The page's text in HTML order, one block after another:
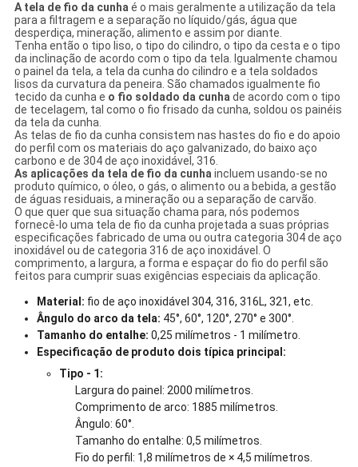
A tela de fio da cunhaé o mais geralmente a utilização da tela
para a filtragem e a separação no líquido/gás, água que
desperdiça, mineração, alimento e assim por diante.
Tenha então o tipo liso, o tipo do cilindro, o tipo da cesta e o tipo
da inclinação de acordo com o tipo da tela. Igualmente chamou
o painel da tela, a tela da cunha do cilindro e a tela soldados
lisos da curvatura da peneira. São chamados igualmente fio
tecido da cunha e o fio soldado da cunhade acordo com o tipo
de tecelagem, tal como o fio frisado da cunha, soldou os painéis
da tela da cunha.
As telas de fio da cunha consistem nas hastes do fio e do apoio
do perfil com os materiais do aço galvanizado, do baixo aço
carbono e de 304 de aço inoxidável, 316.
As aplicações da tela de fio da cunhaincluem usando-se no
produto químico, o óleo, o gás, o alimento ou a bebida, a gestão
de águas residuais, a mineração ou a separação de carvão.
O que quer que sua situação chama para, nós podemos
fornecê-lo uma tela de fio da cunha projetada a suas próprias
especificações fabricado de uma ou outra categoria 304 de aço
inoxidável ou de categoria 316 de aço inoxidável. O
comprimento, a largura, a forma e espaçar do fio do perfil são
feitos para cumprir suas exigências especiais da aplicação.
Material: fio de aço inoxidável 304, 316, 316L, 321, etc.
Ângulo do arco da tela: 45°, 60°, 120°, 270° e 300°.
Tamanho do entalhe: 0,25 milímetros - 1 milímetro.
Especificação de produto dois típica principal:
Tipo - 1:
Largura do painel: 2000 milímetros.
Comprimento de arco: 1885 milímetros.
Ângulo: 60°.
Tamanho do entalhe: 0,5 milímetros.
Fio do perfil: 1,8 milímetros de × 4,5 milímetros.